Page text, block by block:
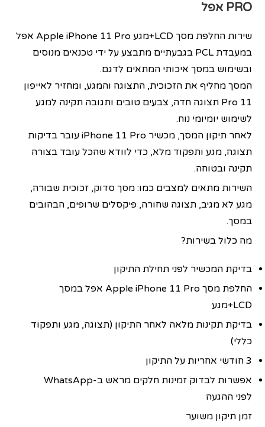
PRO אפל
שירות החלפת מסך LCD+מגע Apple iPhone 11 Pro אפל
במעבדת PCL בגבעתיים מתבצע על ידי טכנאים מנוסים
ובשימוש במסך איכותי המתאים לדגם.
המסך מחליף את הזכוכית, התצוגה והמגע, ומחזיר לאייפון
11 Pro תצוגה חדה, צבעים טובים ותגובה תקינה למגע
לשימוש יומיומי נוח.
לאחר תיקון המסך, מכשיר iPhone 11 Pro עובר בדיקות
תצוגה, מגע ותפקוד מלא, כדי לוודא שהכל עובד בצורה
תקינה ובטוחה.
השירות מתאים למצבים כמו: מסך סדוק, זכוכית שבורה,
מגע לא מגיב, תצוגה שחורה, פיקסלים שרופים, הבהובים
במסך.
מה כלול בשירות?
בדיקת המכשיר לפני תחילת התיקון
החלפת מסך Apple iPhone 11 Pro אפל במסך
LCD+מגע
בדיקת תקינות מלאה לאחר התיקון (תצוגה, מגע ותפקוד
כללי)
3 חודשי אחריות על התיקון
אפשרות לבדוק זמינות חלקים מראש ב-WhatsApp
לפני ההגעה
זמן תיקון משוער